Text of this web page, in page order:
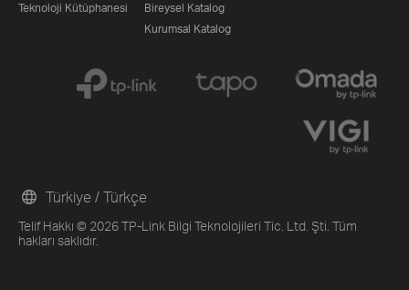
Teknoloji Kütüphanesi
Bireysel Katalog
Kurumsal Katalog
Telif Hakkı © 2026 TP-Link Bilgi Teknolojileri Tic. Ltd. Şti. Tüm
hakları saklıdır.
Türkiye / Türkçe